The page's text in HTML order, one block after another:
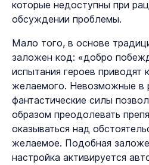
которые недоступны при
обсуждении проблемы.
Мало того, в основе
заложен код: «добро
испытания героев приводят
желаемого. Невозможные в
фантастические силы
образом преодолевать
оказываться над
желаемое. Подобная
настройка активируется